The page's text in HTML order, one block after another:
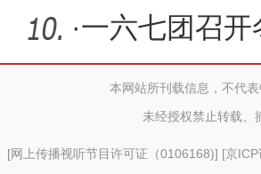
准复位
·一六七团召
广会本网站所刊载信息，不代
未经授权禁止转载、
[网上传播视听节目许可证（0106168)] [京